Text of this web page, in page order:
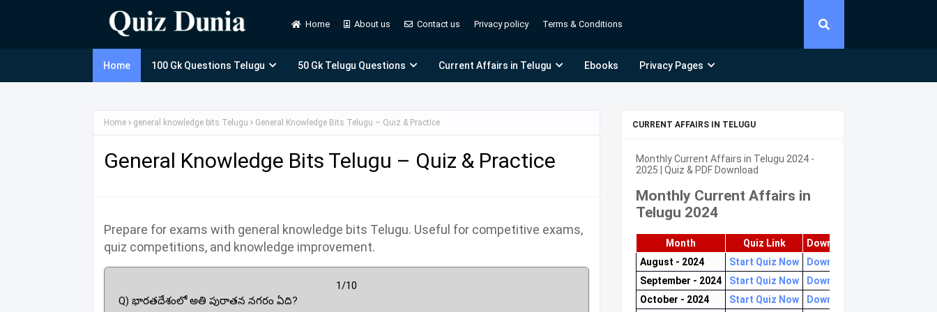
Home About us Contact us Privacy policy Terms & Conditions
Home 100 Gk Questions Telugu 50 Gk Telugu Questions Current Affairs in Telugu Ebooks Privacy Pages
Home general knowledge bits Telugu General Knowledge Bits Telugu – Quiz & Practice
General Knowledge Bits Telugu – Quiz & Practice
Prepare for exams with general knowledge bits Telugu. Useful for competitive exams,
quiz competitions, and knowledge improvement.
1/10
Q) భారతదేశంలో అతి పురాతన నగరం ఏది?
CURRENT AFFAIRS IN TELUGU
Monthly Current Affairs in Telugu 2024 -
2025 | Quiz & PDF Download
Monthly Current Affairs in
Telugu 2024
Month Quiz Link
Download PDF
August - 2024
Start Quiz Now
Download now
September - 2024
Start Quiz Now
Download now
October - 2024
Start Quiz Now
Download now